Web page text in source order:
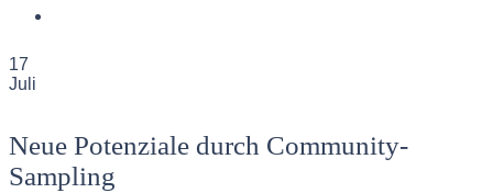
17
Juli
Neue Potenziale durch Community-
Sampling